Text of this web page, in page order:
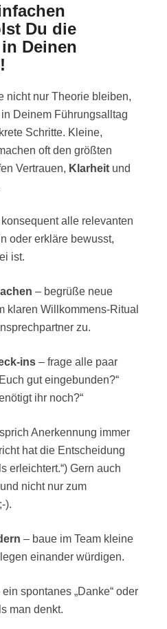
Du die
Deinen
nicht nur Theorie bleiben,
in Deinem Führungsalltag
Schritte. Kleine,
oft den größten
Vertrauen, Klarheit und
alle relevanten
oder erkläre bewusst,
ist.
– begrüße neue
klaren Willkommens-Ritual
zu.
ins – frage alle paar
gut eingebunden?“
ihr noch?“
Anerkennung immer
hat die Entscheidung
erleichtert.“) Gern auch
nicht nur zum
).
– baue im Team kleine
einander würdigen.
ein spontanes „Danke“ oder
man denkt.